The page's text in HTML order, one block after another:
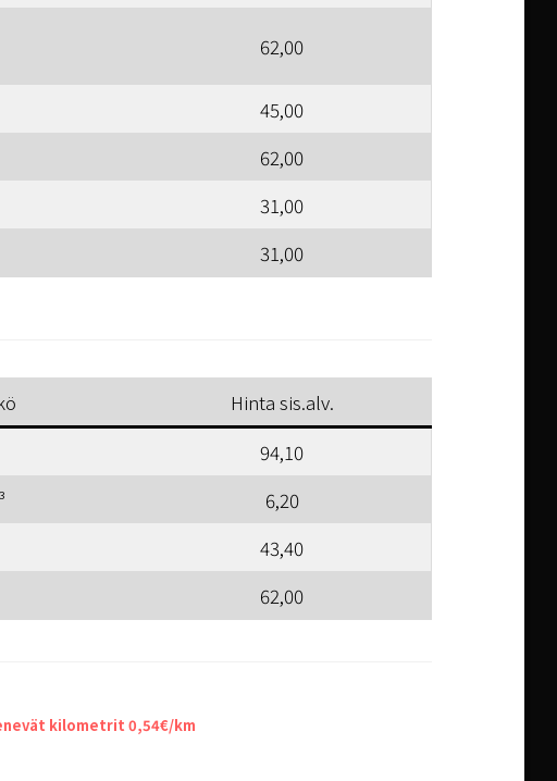
62,00
45,00
62,00
31,00
31,00
Hinta sis.alv.
94,10
6,20
43,40
62,00
kilometrit 0,54€/km